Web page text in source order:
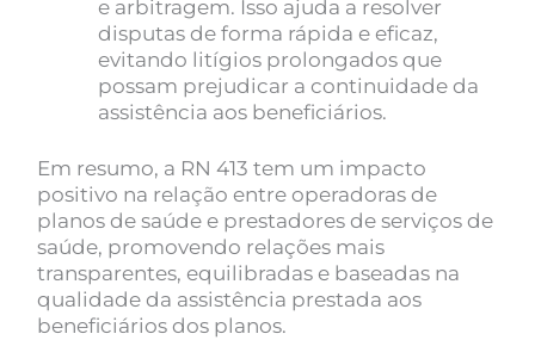
e arbitragem. Isso ajuda a resolver
disputas de forma rápida e eficaz,
evitando litígios prolongados que
possam prejudicar a continuidade da
assistência aos beneficiários.
Em resumo, a RN 413 tem um impacto
positivo na relação entre operadoras de
planos de saúde e prestadores de serviços de
saúde, promovendo relações mais
transparentes, equilibradas e baseadas na
qualidade da assistência prestada aos
beneficiários dos planos.